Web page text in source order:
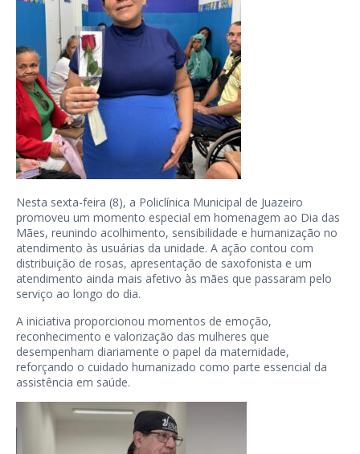
Nesta sexta-feira (8), a Policlínica Municipal de Juazeiro
promoveu um momento especial em homenagem ao Dia das
Mães, reunindo acolhimento, sensibilidade e humanização no
atendimento às usuárias da unidade. A ação contou com
distribuição de rosas, apresentação de saxofonista e um
atendimento ainda mais afetivo às mães que passaram pelo
serviço ao longo do dia.
A iniciativa proporcionou momentos de emoção,
reconhecimento e valorização das mulheres que
desempenham diariamente o papel da maternidade,
reforçando o cuidado humanizado como parte essencial da
assistência em saúde.